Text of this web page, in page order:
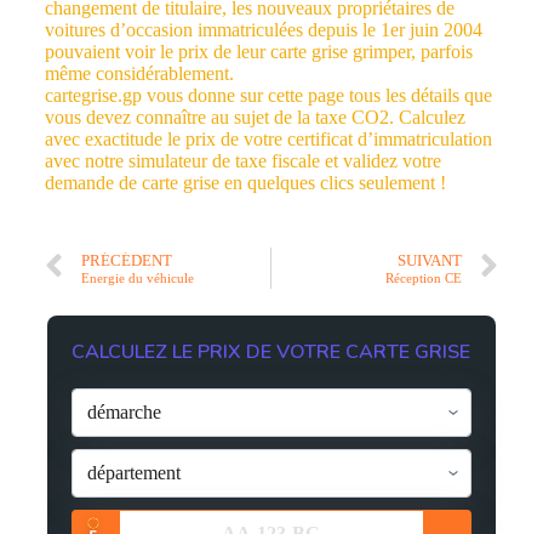
changement de titulaire, les nouveaux propriétaires de
voitures d’occasion immatriculées depuis le 1er juin 2004
pouvaient voir le prix de leur carte grise grimper, parfois
même considérablement.
cartegrise.gp vous donne sur cette page tous les détails que
vous devez connaître au sujet de la taxe CO2. Calculez
avec exactitude le prix de votre certificat d’immatriculation
avec notre simulateur de taxe fiscale et validez votre
demande de carte grise en quelques clics seulement !
PRÉCÉDENT
Energie du véhicule
SUIVANT
Réception CE
CALCULEZ LE PRIX DE VOTRE CARTE GRISE